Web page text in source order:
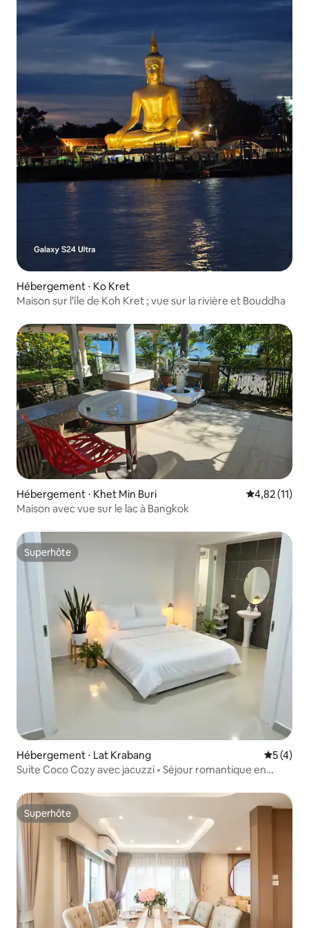
Hébergement ⋅ Ko Kret
Maison sur l'île de Koh Kret ; vue sur la rivière et Bouddha
Hébergement ⋅ Khet Min Buri Évaluation
4,82 (11)
Maison avec vue sur le lac à Bangkok
Superhôte
Superhôte
Hébergement ⋅ Lat Krabang
5 (4)
Suite Coco Cozy avec jacuzzi • Séjour romantique en
Superhôte
Superhôte